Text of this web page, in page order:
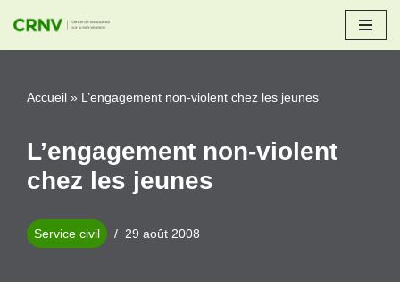
Aller
contenu
Accueil » L’engagement non-violent chez les jeunes
L’engagement non-violent
chez les jeunes
Service civil 29 août 2008